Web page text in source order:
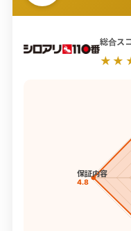
総合ス
保証内容
4.8